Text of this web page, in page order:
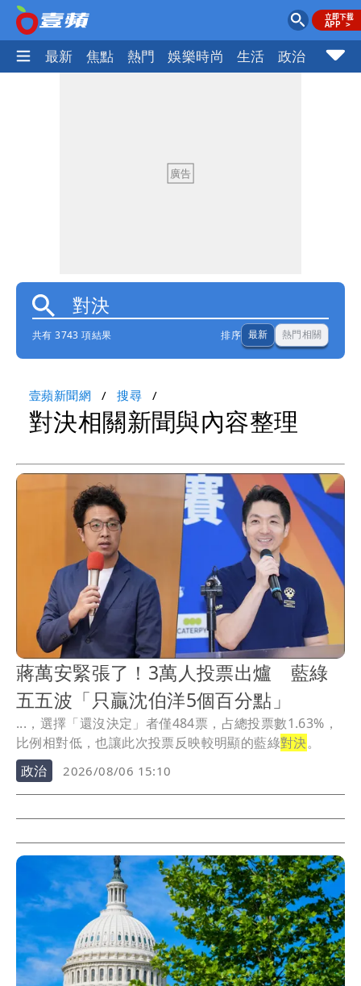
最新 焦點 熱門 娛樂時尚 生活 政治 社會
共有 3743 項結果 排序 最新 熱門相關
壹蘋新聞網 搜尋
對決相關新聞與內容整理
蔣萬安緊張了！3萬人投票出爐 藍綠
五五波「只贏沈伯洋5個百分點」
...，選擇「還沒決定」者僅484票，占總投票數1.63%，
比例相對低，也讓此次投票反映較明顯的藍綠對決。
政治
2026/08/06 15:10